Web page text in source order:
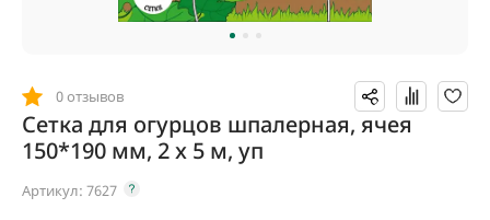
0 отзывов
Сетка для огурцов шпалерная, ячея
150*190 мм, 2 x 5 м, уп
Артикул: 7627